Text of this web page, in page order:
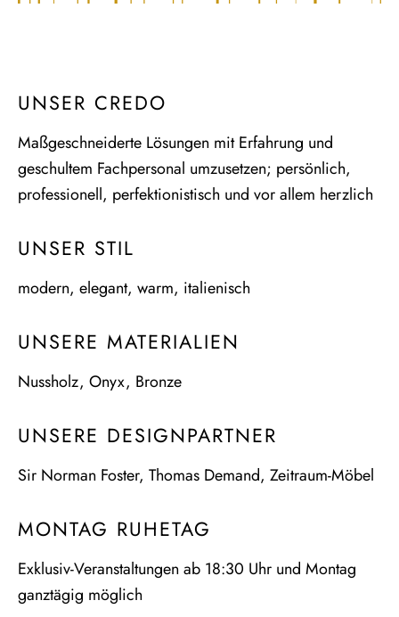
UNSER CREDO
Maßgeschneiderte Lösungen mit Erfahrung und
geschultem Fachpersonal umzusetzen; persönlich,
professionell, perfektionistisch und vor allem herzlich
UNSER STIL
modern, elegant, warm, italienisch
UNSERE MATERIALIEN
Nussholz, Onyx, Bronze
UNSERE DESIGNPARTNER
Sir Norman Foster, Thomas Demand, Zeitraum-Möbel
MONTAG RUHETAG
Exklusiv-Veranstaltungen ab 18:30 Uhr und Montag
ganztägig möglich